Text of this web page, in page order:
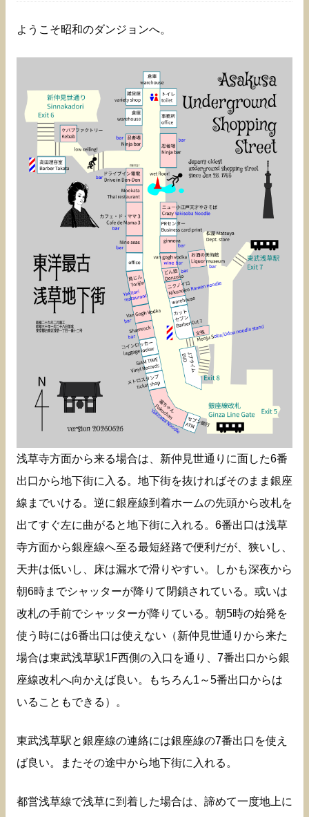
ようこそ昭和のダンジョンへ。
浅草寺方面から来る場合は、新仲見世通りに面した6番
出口から地下街に入る。地下街を抜ければそのまま銀座
線までいける。逆に銀座線到着ホームの先頭から改札を
出てすぐ左に曲がると地下街に入れる。6番出口は浅草
寺方面から銀座線へ至る最短経路で便利だが、狭いし、
天井は低いし、床は漏水で滑りやすい。しかも深夜から
朝6時までシャッターが降りて閉鎖されている。或いは
改札の手前でシャッターが降りている。朝5時の始発を
使う時には6番出口は使えない（新仲見世通りから来た
場合は東武浅草駅1F西側の入口を通り、7番出口から銀
座線改札へ向かえば良い。もちろん1～5番出口からは
いることもできる）。
東武浅草駅と銀座線の連絡には銀座線の7番出口を使え
ば良い。またその途中から地下街に入れる。
都営浅草線で浅草に到着した場合は、諦めて一度地上に